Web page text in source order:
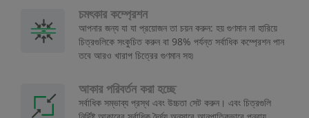
চমৎকার কম্প্রেশন
আপনার জন্য যা যা প্রয়োজন তা চয়ন করুন: হয় গুণমান না হারিয়ে
চিত্রগুলিকে সংকুচিত করুন বা 98% পর্যন্ত সর্বাধিক কম্প্রেশন পান
তবে আরও খারাপ চিত্রের গুণমান সহ৷
আকার পরিবর্তন করা হচ্ছে
সর্বাধিক সম্ভাব্য প্রস্থ এবং উচ্চতা সেট করুন। এবং চিত্রগুলি